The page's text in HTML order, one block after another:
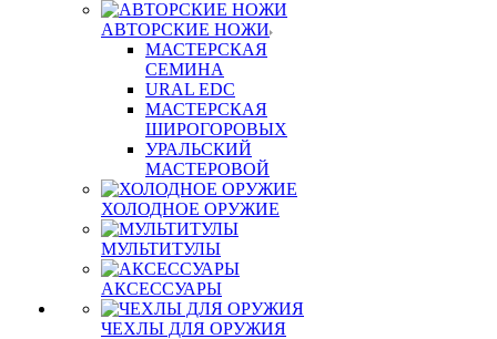
АВТОРСКИЕ НОЖИ
МАСТЕРСКАЯ
СЕМИНА
URAL EDC
МАСТЕРСКАЯ
ШИРОГОРОВЫХ
УРАЛЬСКИЙ
МАСТЕРОВОЙ
ХОЛОДНОЕ ОРУЖИЕ
МУЛЬТИТУЛЫ
АКСЕССУАРЫ
ЧЕХЛЫ ДЛЯ ОРУЖИЯ